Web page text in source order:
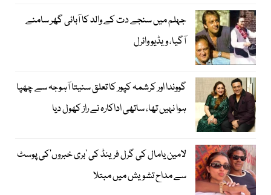
جہلم میں سنجے دت کے والد کا آبائی گھر سامنے
آگیا، ویڈیو وائرل
گووندا اور کرشمہ کپور کا تعلق سنیتا آہوجہ سے چھپا
ہوا نہیں تھا، ساتھی اداکارہ نے راز کھول دیا
لامین یامال کی گرل فرینڈ کی ’بری خبروں‘کی پوسٹ
سے مداح تشویش میں مبتلا